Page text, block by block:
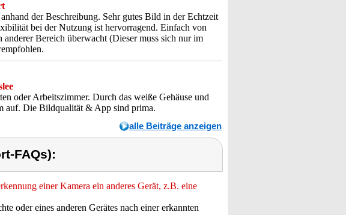
der Beschreibung. Sehr gutes Bild in der Echtzeit
bei der Nutzung ist hervorragend. Einfach von
Bereich überwacht (Dieser muss sich nur im
oder Arbeitszimmer. Durch das weiße Gehäuse und
auf. Die Bildqualität & App sind prima.
alle Beiträge anzeigen
FAQs):
einer Kamera ein anderes Gerät, z.B. eine
oder eines anderen Gerätes nach einer erkannten